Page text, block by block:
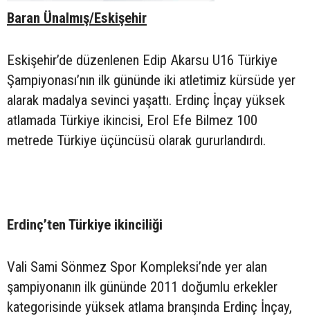
Baran Ünalmış/Eskişehir
Eskişehir’de düzenlenen Edip Akarsu U16 Türkiye
Şampiyonası’nın ilk gününde iki atletimiz kürsüde yer
alarak madalya sevinci yaşattı. Erdinç İnçay yüksek
atlamada Türkiye ikincisi, Erol Efe Bilmez 100
metrede Türkiye üçüncüsü olarak gururlandırdı.
Erdinç’ten Türkiye ikinciliği
Vali Sami Sönmez Spor Kompleksi’nde yer alan
şampiyonanın ilk gününde 2011 doğumlu erkekler
kategorisinde yüksek atlama branşında Erdinç İnçay,